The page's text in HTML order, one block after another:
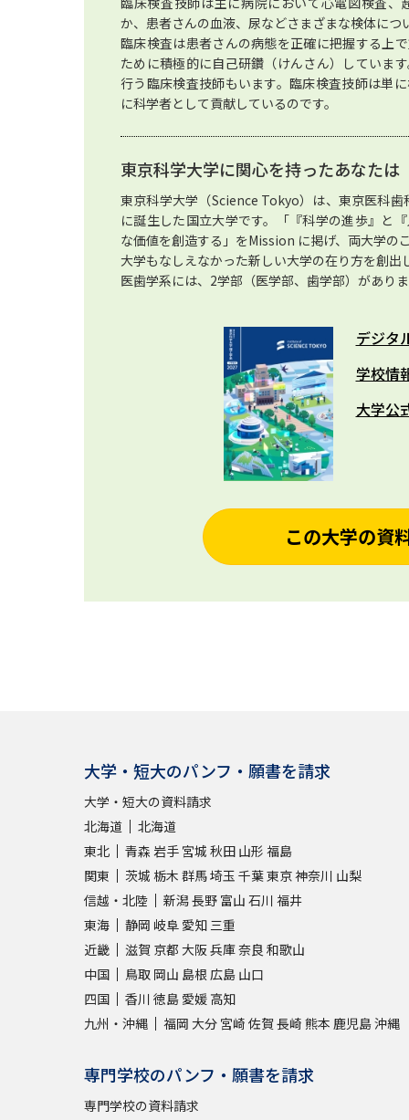
か、患者さんの血液、尿などさまざまな検体につ
臨床検査は患者さんの病態を正確に把握する上
ために積極的に自己研鑽（けんさん）していま
行う臨床検査技師もいます。臨床検査技師は単
に科学者として貢献しているのです。
東京科学大学に関心を持ったあなたは
東京科学大学（Science Tokyo）は、東京医科
に誕生した国立大学です。「『科学の進歩』と
な価値を創造する」をMission に掲げ、両大学の
大学もなしえなかった新しい大学の在り方を創出
医歯学系には、2学部（医学部、歯学部）があり
デジタ
学校情
大学公
この大学の資
大学・短大のパンフ・願書を請求
大学・短大の資料請求
北海道
北海道
東北
青森 岩手 宮城 秋田 山形 福島
関東
茨城 栃木 群馬埼玉 千葉東京神奈川 山梨
信越・北陸
新潟長野 富山 石川 福井
東海
静岡 岐阜 愛知 三重
近畿
滋賀 京都 大阪兵庫奈良 和歌山
中国
鳥取 岡山 島根 広島 山口
四国
香川 徳島 愛媛 高知
九州・沖縄
福岡 大分 宮崎 佐賀 長崎 熊本 鹿児島沖縄
専門学校のパンフ・願書を請求
専門学校の資料請求